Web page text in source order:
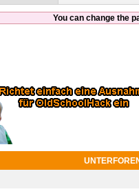
You can change the